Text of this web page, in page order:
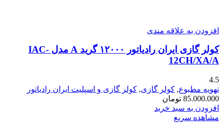
افزودن به علاقه مندی
کولر گازی ایران رادیاتور ۱۲۰۰۰ گرید A مدل IAC-
12CH/XA/A
4.5
تهویه مطبوع, کولر گازی, کولر گازی و اسپلیت ایران رادیاتور
85.000.000 تومان
افزودن به سبد خرید
مشاهده سریع